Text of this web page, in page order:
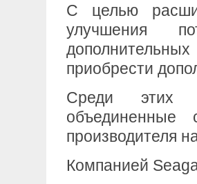
С целью
улучшения
приобрести
Среди этих
производителя
Компанией